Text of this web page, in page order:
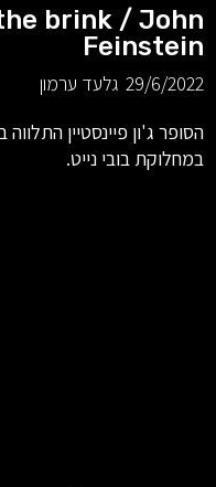
brink / John
Feinstein
29/6/2022 גלעד ערמון
הסופר ג'ון פיינסטיין
במחלוקת בובי נייט.